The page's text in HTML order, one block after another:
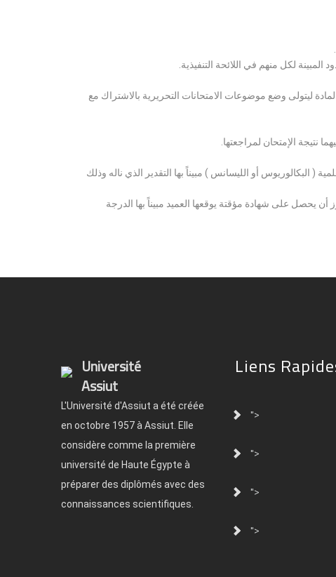
لكل منهم في اللائحة التنفيذية.
ليتولى وضع موضوعات الامتحانات التحريرية بالاشتراك مع
الإمتحان لمراجعتها.
( البكالوريوس أو الليسانس ) مبيناً بها التقدير الذي ناله وذلك
يحصل على شهادة مؤقتة يوقعها العميد مبيناً بها الدرجة
Université
Assiut
L'Université d'Assiut a été créée
en octobre 1957 à Assiut. Elle
considère comme la première
université de Haute Égypte à
préparer des diplômés avec des
connaissances scientifiques.
Liens
">
">
">
">